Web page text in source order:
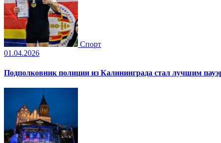
Спорт
01.04.2026
Подполковник полиции из Калининграда стал лучшим